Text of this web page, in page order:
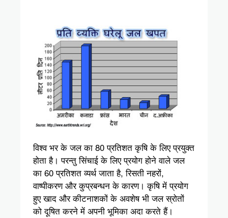
विश्व भर के जल का 80 प्रतिशत कृषि के लिए प्रयुक्‍त
होता है। परन्तु सिंचाई के लिए प्रयोग होने वाले जल
का 60 प्रतिशत व्यर्थ जाता है, रिसती नहरों,
वाष्पीकरण और कुप्रबन्धन के कारण। कृषि में प्रयोग
हुए खाद और कीटनाशकों के अवशेष भी जल स्रोतों
को दूषित करने में अपनी भूमिका अदा करते हैं।